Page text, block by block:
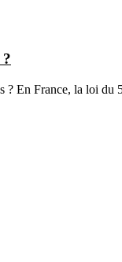
En France, la loi du